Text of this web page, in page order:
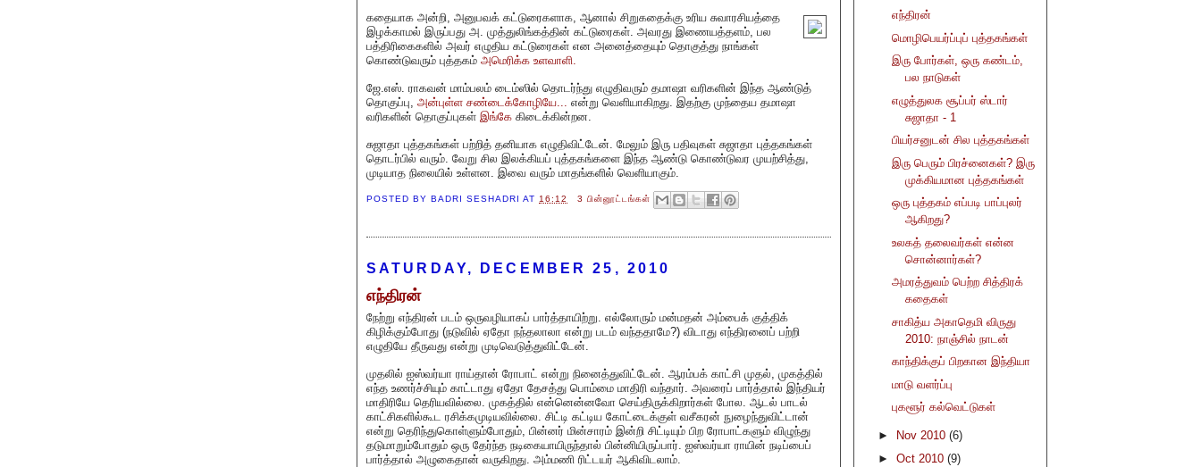
கதையாக அன்றி, அனுபவக் கட்டுரைகளாக, ஆனால் சிறுகதைக்கு உரிய சுவாரசியத்தை
இழக்காமல் இருப்பது அ. முத்துலிங்கத்தின் கட்டுரைகள். அவரது இணையத்தளம், பல
பத்திரிகைகளில் அவர் எழுதிய கட்டுரைகள் என அனைத்தையும் தொகுத்து நாங்கள்
கொண்டுவரும் புத்தகம் அமெரிக்க உளவாளி.
ஜே.எஸ். ராகவன் மாம்பலம் டைம்ஸில் தொடர்ந்து எழுதிவரும் தமாஷா வரிகளின் இந்த ஆண்டுத்
தொகுப்பு, அன்புள்ள சண்டைக்கோழியே...
என்று வெளியாகிறது. இதற்கு முந்தைய தமாஷா
வரிகளின் தொகுப்புகள் இங்கே கிடைக்கின்றன.
சுஜாதா புத்தகங்கள் பற்றித் தனியாக எழுதிவிட்டேன். மேலும் இரு பதிவுகள் சுஜாதா புத்தகங்கள்
தொடர்பில் வரும். வேறு சில இலக்கியப் புத்தகங்களை இந்த ஆண்டு கொண்டுவர முயற்சித்து,
முடியாத நிலையில் உள்ளன. இவை வரும் மாதங்களில் வெளியாகும்.
POSTED BY BADRI SESHADRI AT16:12 3 பின்னூட்டங்கள்
SATURDAY, DECEMBER 25, 2010
எந்திரன்
நேற்று எந்திரன் படம் ஒருவழியாகப் பார்த்தாயிற்று. எல்லோரும் மன்மதன் அம்பைக் குத்திக்
கிழிக்கும்போது (நடுவில் ஏதோ நந்தலாலா என்று படம் வந்ததாமே?) விடாது எந்திரனைப் பற்றி
எழுதியே தீருவது என்று முடிவெடுத்துவிட்டேன்.
முதலில் ஐஸ்வர்யா ராய்தான் ரோபாட் என்று நினைத்துவிட்டேன். ஆரம்பக் காட்சி முதல், முகத்தில்
எந்த உணர்ச்சியும் காட்டாது ஏதோ தேசத்து பொம்மை மாதிரி வந்தார். அவரைப் பார்த்தால் இந்தியர்
மாதிரியே தெரியவில்லை. முகத்தில் என்னென்னவோ செய்திருக்கிறார்கள் போல. ஆடல் பாடல்
காட்சிகளில்கூட ரசிக்கமுடியவில்லை. சிட்டி கட்டிய கோட்டைக்குள் வசீகரன் நுழைந்துவிட்டான்
என்று தெரிந்துகொள்ளும்போதும், பின்னர் மின்சாரம் இன்றி சிட்டியும் பிற ரோபாட்களும் விழுந்து
தடுமாறும்போதும் ஒரு தேர்ந்த நடிகையாயிருந்தால் பின்னியிருப்பார். ஐஸ்வர்யா ராயின் நடிப்பைப்
பார்த்தால் அழுகைதான் வருகிறது. அம்மணி ரிட்டயர் ஆகிவிடலாம்.
எந்திரன்
மொழிபெயர்ப்புப் புத்தகங்கள்
இரு போர்கள், ஒரு கண்டம்,
பல நாடுகள்
எழுத்துலக சூப்பர் ஸ்டார்
சுஜாதா - 1
பியர்சனுடன் சில புத்தகங்கள்
இரு பெரும் பிரச்னைகள்? இரு
முக்கியமான புத்தகங்கள்
ஒரு புத்தகம் எப்படி பாப்புலர்
ஆகிறது?
உலகத் தலைவர்கள் என்ன
சொன்னார்கள்?
அமரத்துவம் பெற்ற சித்திரக்
கதைகள்
சாகித்ய அகாதெமி விருது
2010: நாஞ்சில் நாடன்
காந்திக்குப் பிறகான இந்தியா
மாடு வளர்ப்பு
புகளூர் கல்வெட்டுகள்
► Nov 2010 (6)
► Oct 2010 (9)